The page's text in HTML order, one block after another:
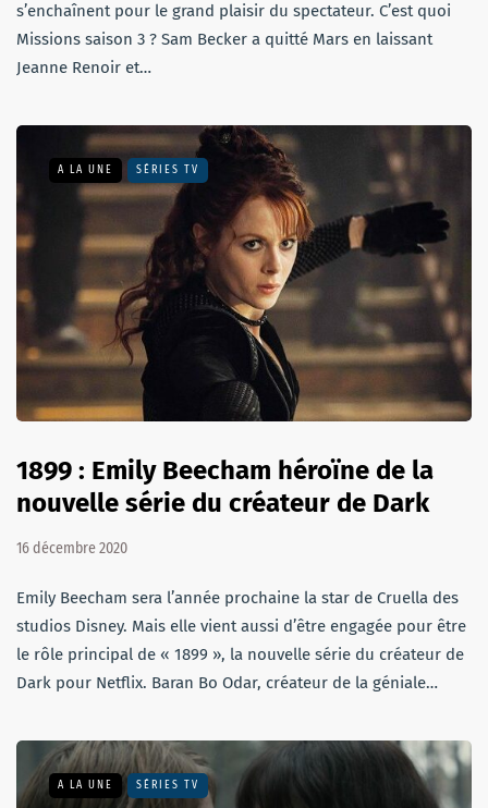
s’enchaînent pour le grand plaisir du spectateur. C’est quoi
Missions saison 3 ? Sam Becker a quitté Mars en laissant
Jeanne Renoir et…
A LA UNE SÉRIES TV
1899 : Emily Beecham héroïne de la
nouvelle série du créateur de Dark
16 décembre 2020
Emily Beecham sera l’année prochaine la star de Cruella des
studios Disney. Mais elle vient aussi d’être engagée pour être
le rôle principal de « 1899 », la nouvelle série du créateur de
Dark pour Netflix. Baran Bo Odar, créateur de la géniale…
A LA UNE SÉRIES TV